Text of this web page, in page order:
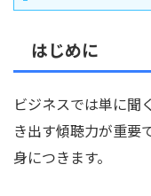
はじめに
ビジネスでは単に聞
き出す傾聴力が重要
身につきます。